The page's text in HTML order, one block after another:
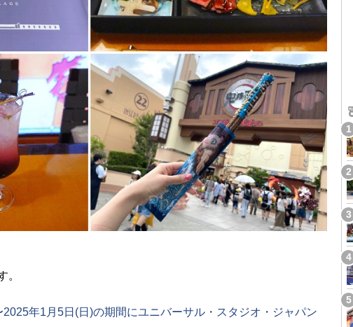
。
年1月5日(日)の期間にユニバーサル・スタジオ・ジャパン